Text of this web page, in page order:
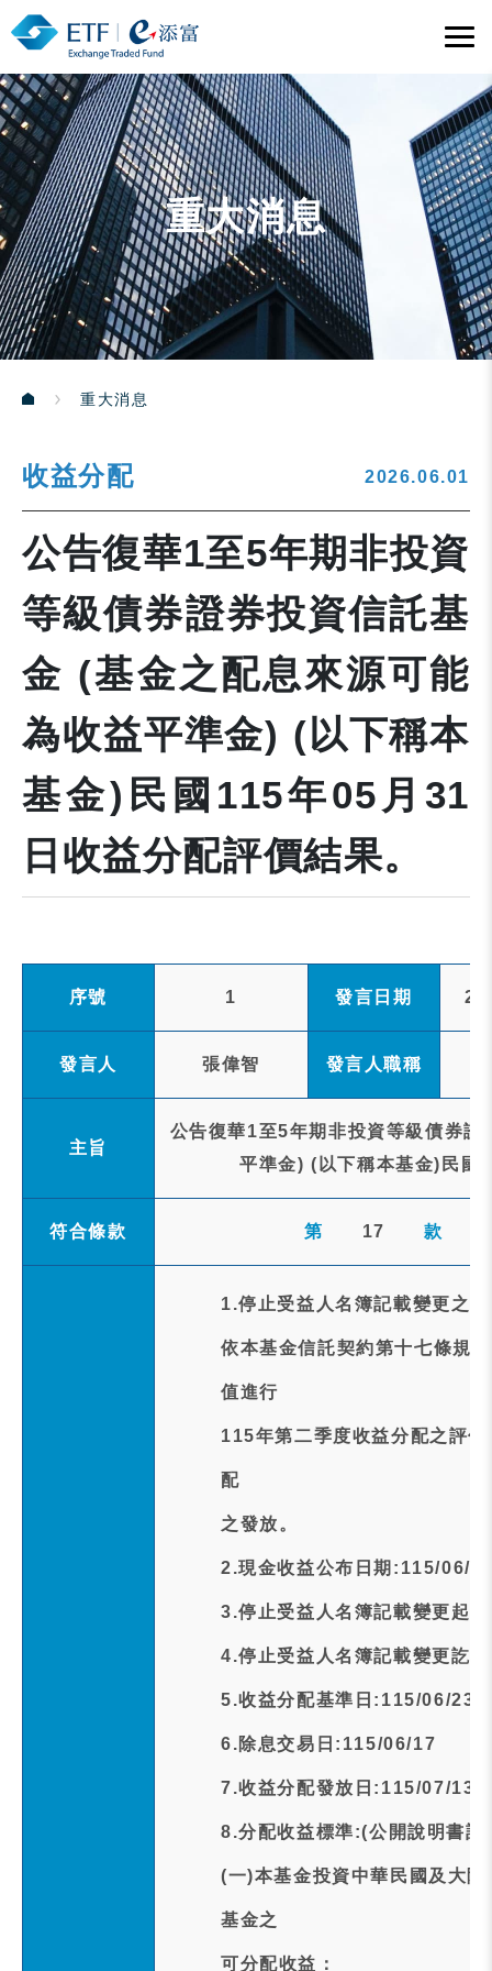
重大消息
重大消息
收益分配 2026.06.01
公告復華1至5年期非投資
等級債券證券投資信託基
金 (基金之配息來源可能
為收益平準金) (以下稱本
基金)民國115年05月31
日收益分配評價結果。
序號 1 發言日期
發言人 張偉智 發言人職稱
主旨
公告復華1至5年期非投資等級債券
平準金) (以下稱本基金)民國
符合條款 第 17 款
1.停止受益人名簿記載變更之
依本基金信託契約第十七條規
值進行
115年第二季度收益分配之評
配
之發放。
2.現金收益公布日期:115/06/
3.停止受益人名簿記載變更起
4.停止受益人名簿記載變更訖
5.收益分配基準日:115/06/23
6.除息交易日:115/06/17
7.收益分配發放日:115/07/13
8.分配收益標準:(公開說明書記
(一)本基金投資中華民國及大
基金之
可分配收益：